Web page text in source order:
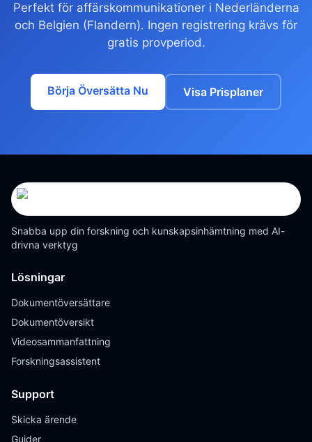
Perfekt för affärskommunikationer i Nederländerna
och Belgien (Flandern). Ingen registrering krävs för
gratis provperiod.
Börja Översätta Nu Visa Prisplaner
Snabba upp din forskning och kunskapsinhämtning med AI-
drivna verktyg
Lösningar
Dokumentöversättare
Dokumentöversikt
Videosammanfattning
Forskningsassistent
Support
Skicka ärende
Guider